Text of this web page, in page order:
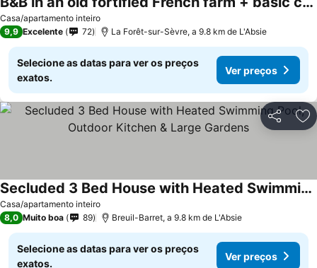
Casa/apartamento inteiro
Ver preços
9,9 Excelente 72 La Forêt-sur-Sèvre, a 9.8 km de L'Absie
Selecione as datas para ver os preços
exatos.
Ver preços
Partilhar
Casa/apartamento inteiro
Secluded 3 Bed House with Heated Swimming Pool, Outdoor Kitchen & Large Gardens
Ver preços
8,0 Muito boa 89 Breuil-Barret, a 9.8 km de L'Absie
Selecione as datas para ver os preços
exatos.
Ver preços